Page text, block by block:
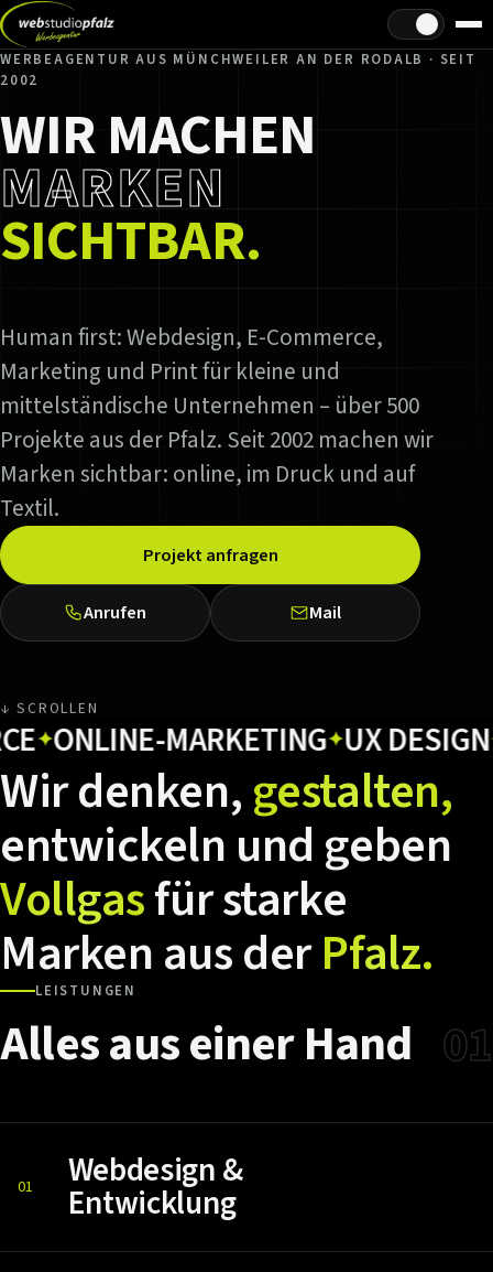
Hell/Dunkel
WERBEAGENTUR AUS MÜNCHWEILER AN DER RODALB · SEIT
2002
WIR MACHEN
MARKEN
SICHTBAR.
Human first: Webdesign, E-Commerce,
Marketing und Print für kleine und
mittelständische Unternehmen – über 500
Projekte aus der Pfalz. Seit 2002 machen wir
Marken sichtbar: online, im Druck und auf
Textil.
Projekt anfragen
Anrufen Mail
↓ SCROLLEN
ONLINE-MARKETING✦UX DESIGN✦
Wirdenken,gestalten,
entwickeln und geben
Vollgasfürstarke
MarkenausderPfalz.
LEISTUNGEN
AllesauseinerHand 01
01 Webdesign &
Entwicklung